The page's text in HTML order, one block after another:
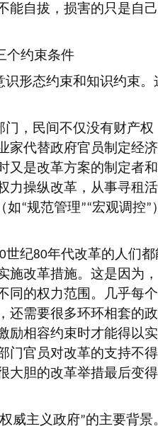
自拔，损害的只是自
个约束条件
形态约束和知识约束
，民间不仅没有财产
代替政府官员制定经
是改革方案的制定者
操纵改革，从事寻租
如“规范管理”“宏观调控”
世纪80年代改革的人们
改革措施。这是因为
的权力范围。几乎每
需要很多环环相套的
相容约束时才能得以
官员对改革的支持不
胆的改革举措最后变
威主义政府”的主要背景